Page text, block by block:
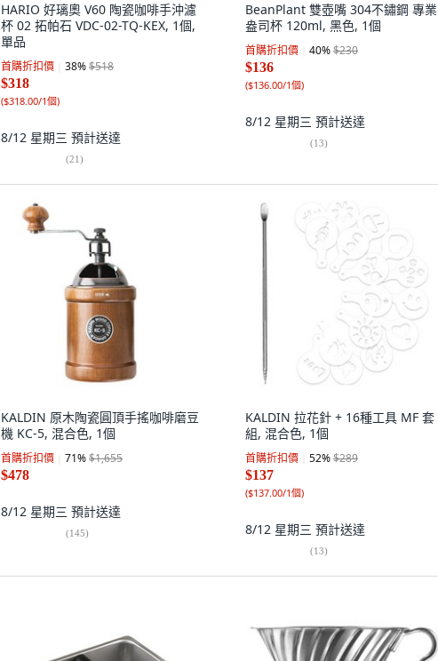
HARIO 好璃奧 V60 陶瓷咖啡手沖濾
杯 02 拓帕石 VDC-02-TQ-KEX, 1個,
單品
首購折扣價 38%$518
$318
($318.00/1個)
8/12 星期三 預計送達
(21)
BeanPlant 雙壺嘴 304不鏽鋼 專業
盎司杯 120ml, 黑色, 1個
首購折扣價 40%$230
$136
($136.00/1個)
8/12 星期三 預計送達
(13)
KALDIN 原木陶瓷圓頂手搖咖啡磨豆
機 KC-5, 混合色, 1個
首購折扣價 71%$1,655
$478
8/12 星期三 預計送達
(145)
KALDIN 拉花針 + 16種工具 MF 套
組, 混合色, 1個
首購折扣價 52%$289
$137
($137.00/1個)
8/12 星期三 預計送達
(13)